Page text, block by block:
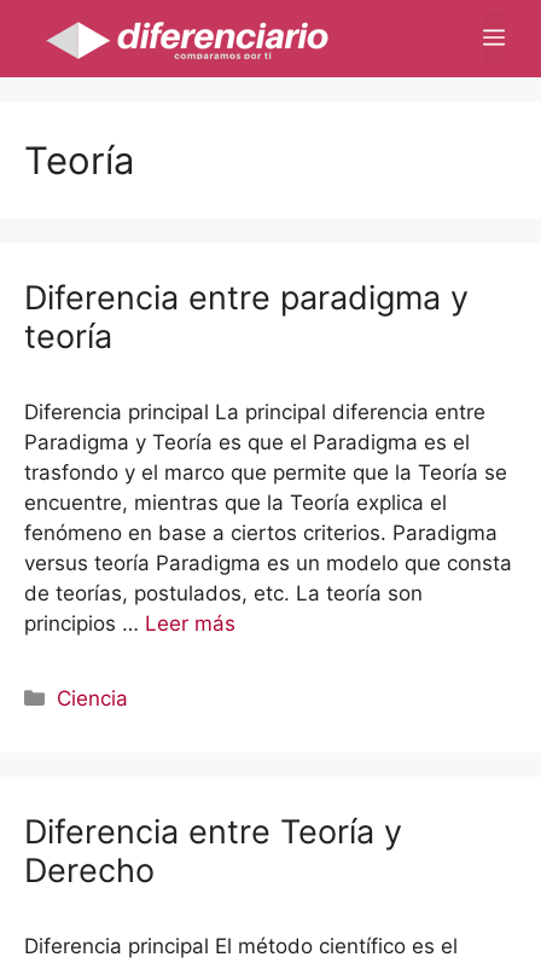
contenido
Teoría
Diferencia entre paradigma y
teoría
Diferencia principal La principal diferencia entre
Paradigma y Teoría es que el Paradigma es el
trasfondo y el marco que permite que la Teoría se
encuentre, mientras que la Teoría explica el
fenómeno en base a ciertos criterios. Paradigma
versus teoría Paradigma es un modelo que consta
de teorías, postulados, etc. La teoría son
principios … Leer más
Categorías
Ciencia
Diferencia entre Teoría y
Derecho
Diferencia principal El método científico es el